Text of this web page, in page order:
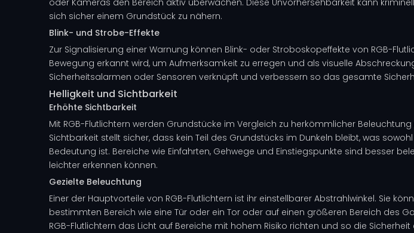
sich sicher einem Grundstück zu nähern.
Blink- und Strobe-Effekte
Zur Signalisierung einer Warnung können Blink- oder Stroboskopeffekte von RGB-
Bewegung erkannt wird, um Aufmerksamkeit zu erregen und als visuelle
Sicherheitsalarmen oder Sensoren verknüpft und verbessern so das gesamte
Helligkeit und Sichtbarkeit
Erhöhte Sichtbarkeit
Mit RGB-Flutlichtern werden Grundstücke im Vergleich zu herkömmlicher
Sichtbarkeit stellt sicher, dass kein Teil des Grundstücks im Dunkeln bleibt, was
Bedeutung ist. Bereiche wie Einfahrten, Gehwege und Einstiegspunkte sind besser
leichter erkennen können.
Gezielte Beleuchtung
Einer der Hauptvorteile von RGB-Flutlichtern ist ihr einstellbarer Abstrahlwinkel. Sie
bestimmten Bereich wie eine Tür oder ein Tor oder auf einen größeren Bereich des
RGB-Flutlichtern das Licht auf Bereiche mit hohem Risiko richten und so die Sicherheit